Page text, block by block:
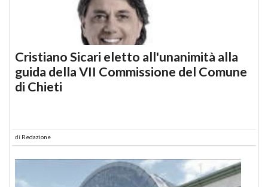
Cristiano Sicari eletto all'unanimità alla
guida della VII Commissione del Comune
di Chieti
di Redazione